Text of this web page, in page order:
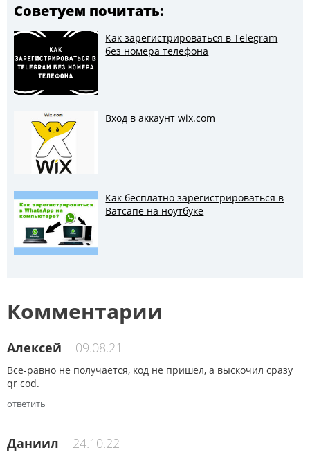
Советуем почитать:
Как зарегистрироваться в Telegram
без номера телефона
Вход в аккаунт wix.com
Как бесплатно зарегистрироваться в
Ватсапе на ноутбуке
Комментарии
Алексей 09.08.21
Все-равно не получается, код не пришел, а выскочил сразу
qr cod.
ответить
Даниил 24.10.22